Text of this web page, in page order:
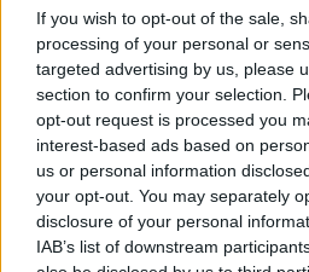
If you wish to opt-out of the sale,
processing of your personal or
targeted advertising by us, please
section to confirm your selection.
opt-out request is processed you
interest-based ads based on
us or personal information
your opt-out. You may separately
disclosure of your personal
IAB’s list of downstream
thư biểu mô tế bào gan.
Xơ gan, thường do sử dụng
gan, làm gián đoạn quá trình
thể giúp cung cấp các chất
trợ cân bằng trao đổi chất.
trình trao đổi chất protein,
bệnh nhân mắc bệnh gan.
BCAA hỗ trợ tái tạo tế bào và